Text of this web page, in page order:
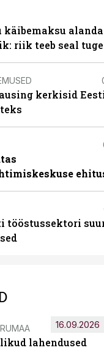
käibemaksu
riik teeb seal
kerkisid
tööstussektori
lahendused
16.09.2026